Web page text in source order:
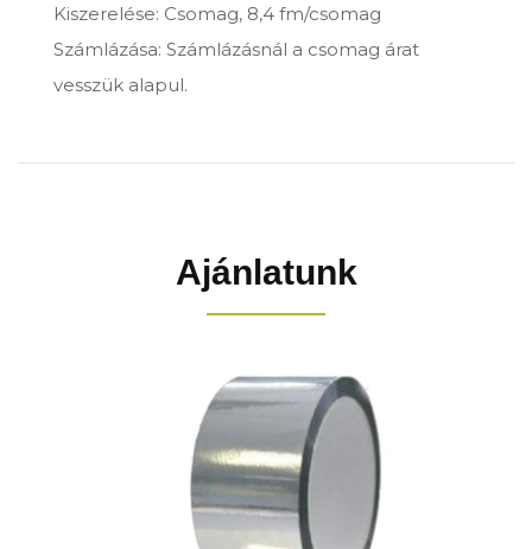
Kiszerelése: Csomag, 8,4 fm/csomag
Számlázása: Számlázásnál a csomag árat
vesszük alapul.
Ajánlatunk